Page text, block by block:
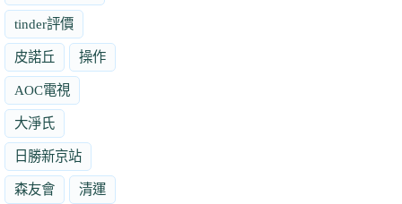
tinder評價
皮諾丘 操作
AOC電視
大淨氏
日勝新京站
森友會 清運